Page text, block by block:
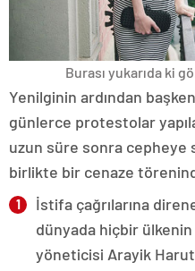
Burası yukarıda ki
Yenilginin ardından
günlerce protestolar
uzun süre sonra cepheye
birlikte bir cenaze
İstifa çağrılarına
dünyada hiçbir ülkenin
yöneticisi Arayik